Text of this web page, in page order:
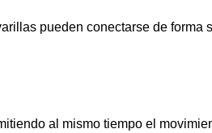
pueden conectarse de forma
al mismo tiempo el